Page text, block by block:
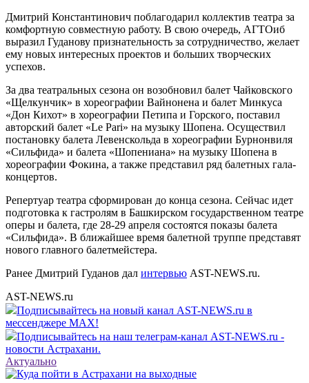
Дмитрий Константинович поблагодарил коллектив театра за
комфортную совместную работу. В свою очередь, АГТОиб
выразил Гуданову признательность за сотрудничество, желает
ему новых интересных проектов и больших творческих
успехов.
За два театральных сезона он возобновил балет Чайковского
«Щелкунчик» в хореографии Вайнонена и балет Минкуса
«Дон Кихот» в хореографии Петипа и Горского, поставил
авторский балет «Le Pari» на музыку Шопена. Осуществил
постановку балета Левенскольда в хореографии Бурнонвиля
«Сильфида» и балета «Шопениана» на музыку Шопена в
хореографии Фокина, а также представил ряд балетных гала-
концертов.
Репертуар театра сформирован до конца сезона. Сейчас идет
подготовка к гастролям в Башкирском государственном театре
оперы и балета, где 28-29 апреля состоятся показы балета
«Сильфида». В ближайшее время балетной труппе представят
нового главного балетмейстера.
Ранее Дмитрий Гуданов дал интервью AST-NEWS.ru.
AST-NEWS.ru
Подписывайтесь на новый канал AST-NEWS.ru в
мессенджере MAX!
Подписывайтесь на наш телеграм-канал AST-NEWS.ru -
новости Астрахани.
Актуально